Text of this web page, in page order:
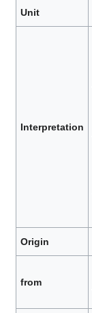
Unit
Interpretation
Origin
from